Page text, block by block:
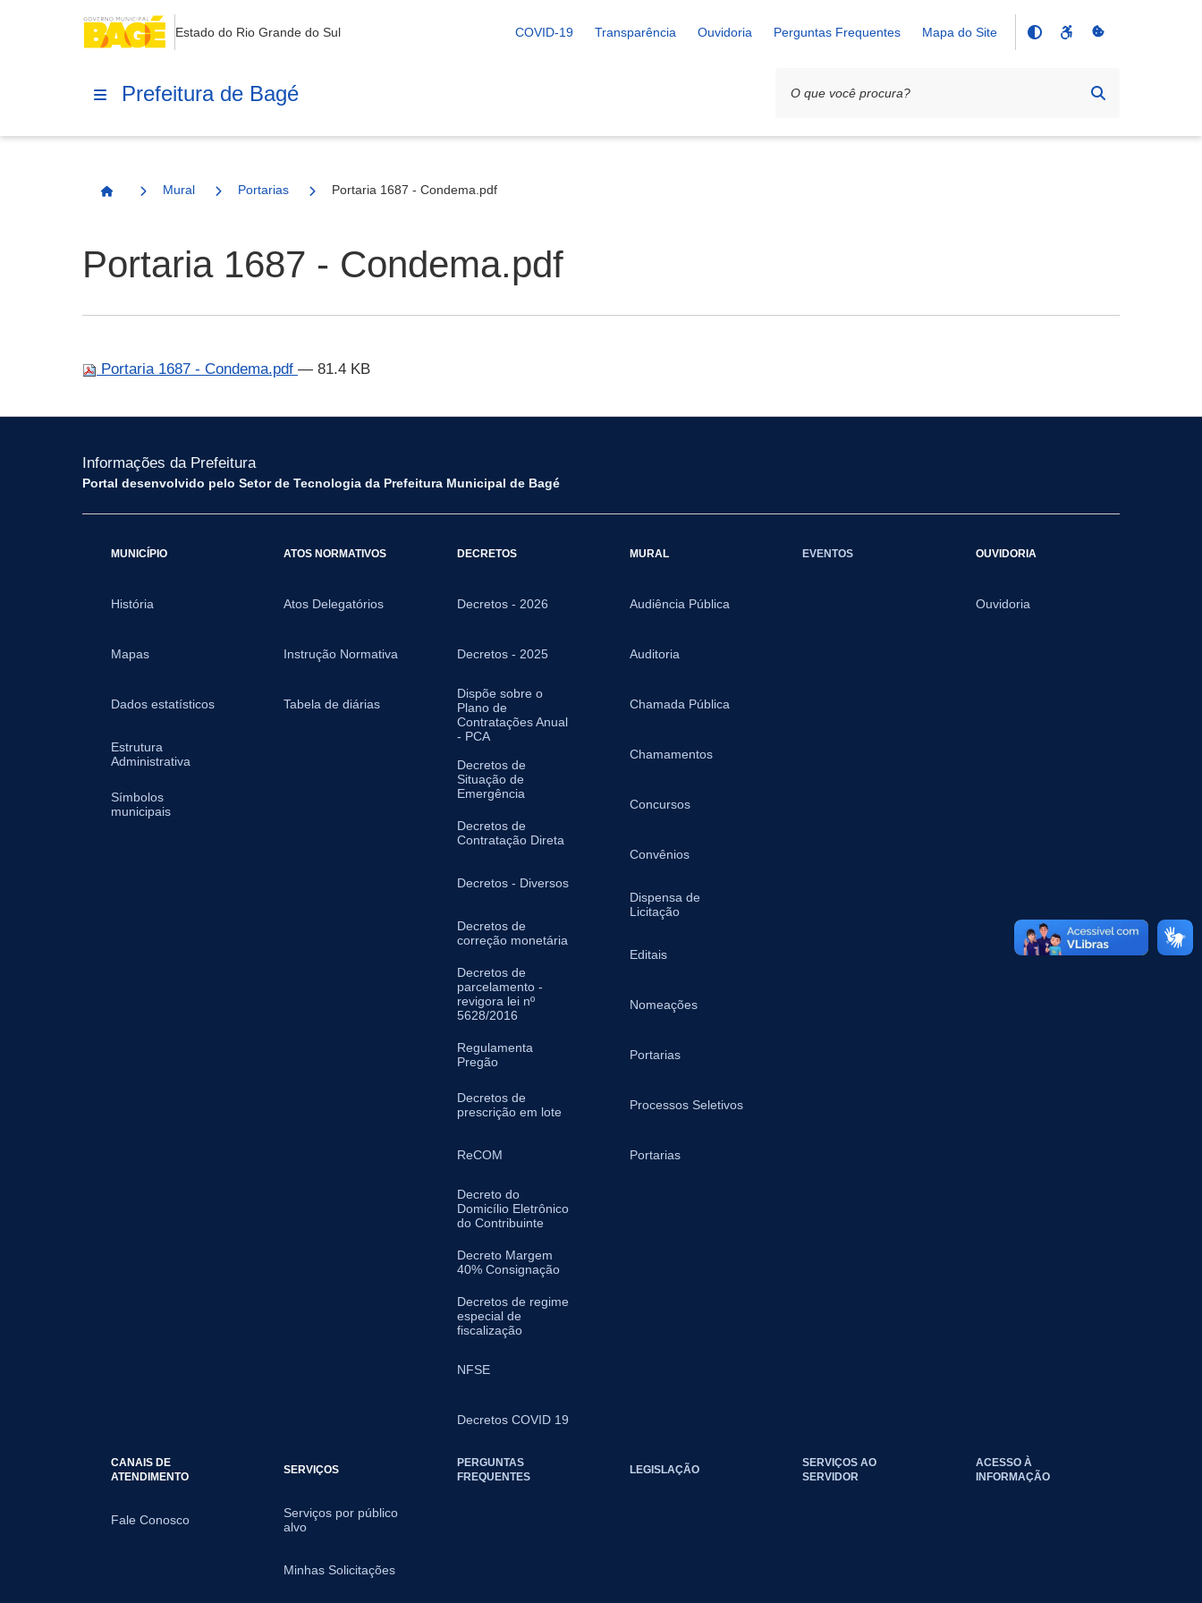
Estado do Rio Grande do Sul COVID-19 Transparência Ouvidoria Perguntas Frequentes Mapa do Site
Prefeitura de Bagé
Página Inicial
Mural Portarias Portaria 1687 - Condema.pdf
Portaria 1687 - Condema.pdf
Portaria 1687 - Condema.pdf — 81.4 KB
Informações da Prefeitura
Portal desenvolvido pelo Setor de Tecnologia da Prefeitura Municipal de Bagé
MUNICÍPIO
História
Mapas
Dados estatísticos
Estrutura
Administrativa
Símbolos
municipais
ATOS NORMATIVOS
Atos Delegatórios
Instrução Normativa
Tabela de diárias
DECRETOS
Decretos - 2026
Decretos - 2025
Dispõe sobre o
Plano de
Contratações Anual
- PCA
Decretos de
Situação de
Emergência
Decretos de
Contratação Direta
Decretos - Diversos
Decretos de
correção monetária
Decretos de
parcelamento -
revigora lei nº
5628/2016
Regulamenta
Pregão
Decretos de
prescrição em lote
ReCOM
Decreto do
Domicílio Eletrônico
do Contribuinte
Decreto Margem
40% Consignação
Decretos de regime
especial de
fiscalização
NFSE
Decretos COVID 19
MURAL
Audiência Pública
Auditoria
Chamada Pública
Chamamentos
Concursos
Convênios
Dispensa de
Licitação
Editais
Nomeações
Portarias
Processos Seletivos
Portarias
EVENTOS OUVIDORIA
Ouvidoria
CANAIS DE
ATENDIMENTO
Fale Conosco
SERVIÇOS
Serviços por público
alvo
Minhas Solicitações
PERGUNTAS
FREQUENTES
LEGISLAÇÃO
SERVIÇOS AO
SERVIDOR
ACESSO À
INFORMAÇÃO